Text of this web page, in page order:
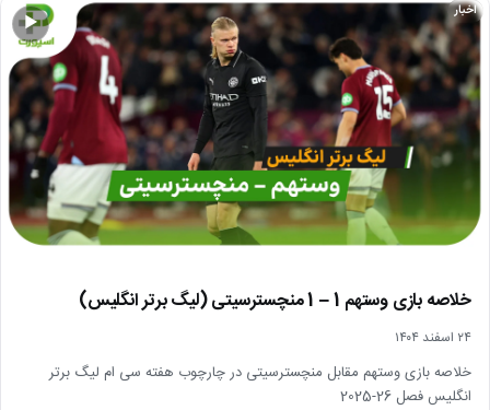
▶
اخبار
خلاصه بازی وستهم 1 – 1 منچسترسیتی (لیگ برتر انگلیس)
۲۴ اسفند ۱۴۰۴
خلاصه بازی وستهم مقابل منچسترسیتی در چارچوب هفته سی ام لیگ برتر
انگلیس فصل 26-2025